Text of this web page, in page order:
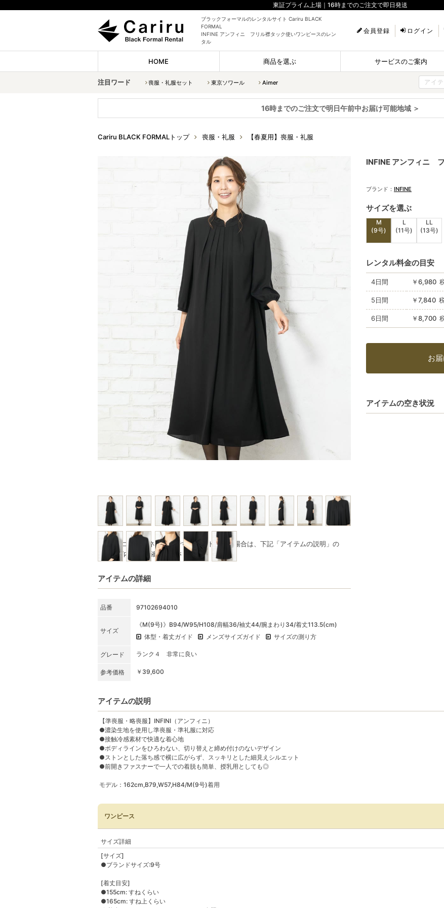
東証プライム上場｜16時までのご注文で即日発送
ブラックフォーマルのレンタルサイト Cariru BLACK
FORMAL
INFINE アンフィニ フリル襟タック使いワンピースのレン
タル
会員登録 ログイン
HOME 商品を選ぶ サービスのご案内
注目ワード 喪服・礼服セット 東京ソワール Aimer
16時までのご注文で明日午前中お届け可能地域 ＞
Cariru BLACK FORMALトップ 喪服・礼服 【春夏用】喪服・礼服
※写真はコーディネート例です。セット商品の場合は、下記「アイテムの説明」の
★SET内容をご確認ください
アイテムの詳細
品番 97102694010
サイズ
《M(9号)》B94/W95/H108/肩幅36/袖丈44/腕まわり34/着丈113.5(cm)
体型・着丈ガイド
メンズサイズガイド サイズの測り方
グレード ランク４ 非常に良い
参考価格 ￥39,600
INFINE アンフィニ
ブランド： INFINE
サイズを選ぶ
M
(9号)
L
(11号)
LL
(13号)
レンタル料金の目安
4日間 ￥6,980
5日間 ￥7,840
6日間 ￥8,700
お
アイテムの空き状況
アイテムの説明
【準喪服・略喪服】INFINI（アンフィニ）
●濃染生地を使用し準喪服・準礼服に対応
●接触冷感素材で快適な着心地
●ボディラインをひろわない、切り替えと締め付けのないデザイン
●ストンとした落ち感で横に広がらず、スッキリとした細見えシルエット
●前開きファスナーで一人での着脱も簡単、授乳用としても◎
モデル：162cm,B79,W57,H84/M(9号)着用
ワンピース
サイズ詳細
[サイズ]
●ブランドサイズ:9号
[着丈目安]
●155cm: すねくらい